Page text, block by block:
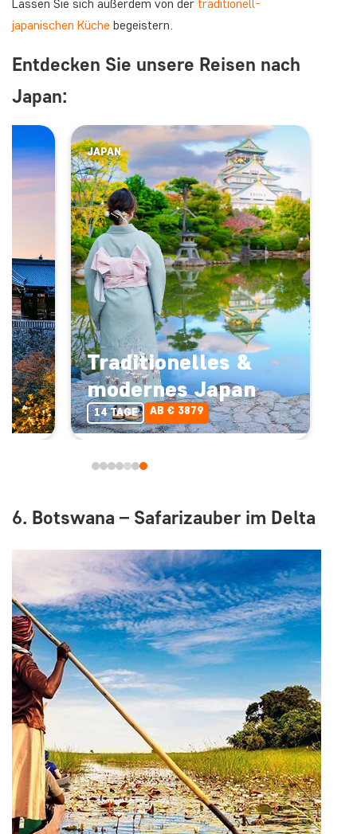
Lassen Sie sich außerdem von der traditionell-
japanischen Küche begeistern.
Entdecken Sie unsere Reisen nach
Japan:
JAPAN
Traditionelles &
modernes Japan
14 TAGE AB € 3879
6. Botswana – Safarizauber im Delta